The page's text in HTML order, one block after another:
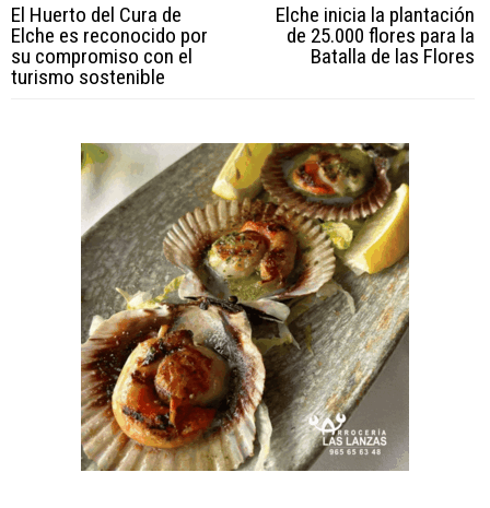
El Huerto del Cura de
Elche es reconocido por
su compromiso con el
turismo sostenible
Elche inicia la plantación
de 25.000 flores para la
Batalla de las Flores